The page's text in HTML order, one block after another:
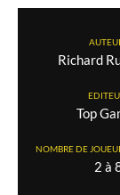
Richard
Top
NOMBRE DE
2 à